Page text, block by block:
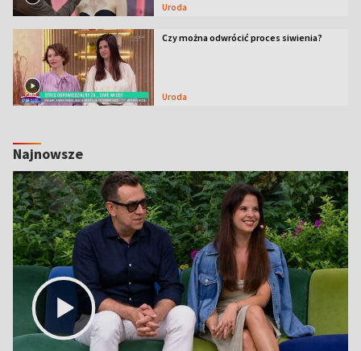
Uroda
Czy można odwrócić proces siwienia?
Uroda
Najnowsze